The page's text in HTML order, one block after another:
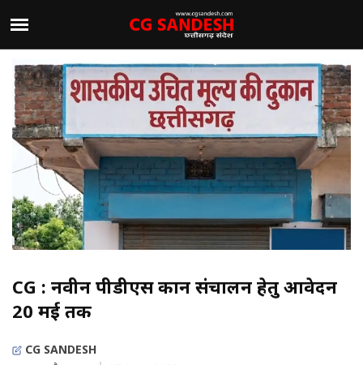
CG : नवीन पीडीएस दुकान संचालन हेतु आवेदन
20 मई तक
CG SANDESH